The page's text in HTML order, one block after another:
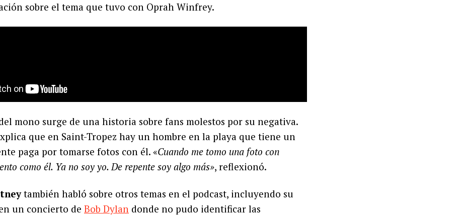
sobre el tema que tuvo con Oprah Winfrey.
mono surge de una historia sobre fans molestos por su negativa.
que en Saint-Tropez hay un hombre en la playa que tiene un
paga por tomarse fotos con él. «Cuando me tomo una foto con
como él. Ya no soy yo. De repente soy algo más», reflexionó.
también habló sobre otros temas en el podcast, incluyendo su
un concierto de Bob Dylan donde no pudo identificar las